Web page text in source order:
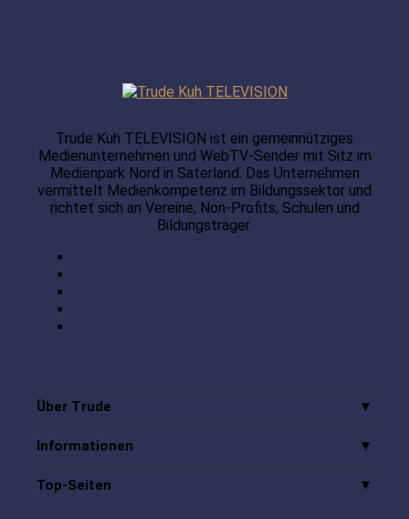
Trude Kuh TELEVISION ist ein gemeinnütziges
Medienunternehmen und WebTV-Sender mit Sitz im
Medienpark Nord in Saterland. Das Unternehmen
vermittelt Medienkompetenz im Bildungssektor und
richtet sich an Vereine, Non-Profits, Schulen und
Bildungsträger.
Über Trude
Informationen
Top-Seiten